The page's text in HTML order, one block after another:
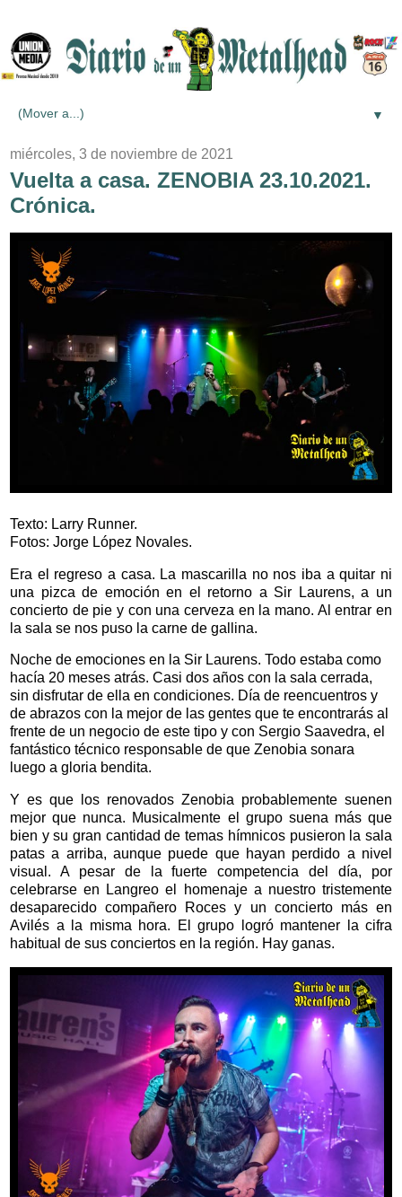
▼
miércoles, 3 de noviembre de 2021
Vuelta a casa. ZENOBIA 23.10.2021.
Crónica.
Texto: Larry Runner.
Fotos: Jorge López Novales.
Era el regreso a casa. La mascarilla no nos iba a quitar ni
una pizca de emoción en el retorno a Sir Laurens, a un
concierto de pie y con una cerveza en la mano. Al entrar en
la sala se nos puso la carne de gallina.
Noche de emociones en la Sir Laurens. Todo estaba como
hacía 20 meses atrás. Casi dos años con la sala cerrada,
sin disfrutar de ella en condiciones. Día de reencuentros y
de abrazos con la mejor de las gentes que te encontrarás al
frente de un negocio de este tipo y con Sergio Saavedra, el
fantástico técnico responsable de que Zenobia sonara
luego a gloria bendita.
Y es que los renovados Zenobia probablemente suenen
mejor que nunca. Musicalmente el grupo suena más que
bien y su gran cantidad de temas hímnicos pusieron la sala
patas a arriba, aunque puede que hayan perdido a nivel
visual. A pesar de la fuerte competencia del día, por
celebrarse en Langreo el homenaje a nuestro tristemente
desaparecido compañero Roces y un concierto más en
Avilés a la misma hora. El grupo logró mantener la cifra
habitual de sus conciertos en la región. Hay ganas.